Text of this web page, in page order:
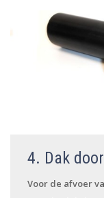
4. Dak
Voor de afvoer